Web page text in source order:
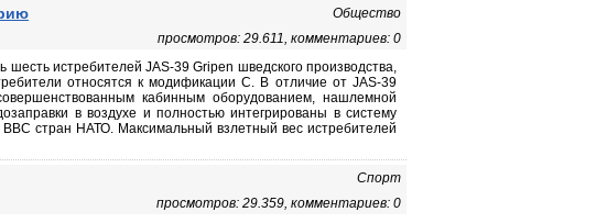
Общество
просмотров: 29.611, комментариев: 0
шесть истребителей JAS-39 Gripen шведского производства,
относятся к модификации С. В отличие от JAS-39
кабинным оборудованием, нашлемной
в воздухе и полностью интегрированы в систему
ВВС стран НАТО. Максимальный взлетный вес истребителей
Спорт
просмотров: 29.359, комментариев: 0